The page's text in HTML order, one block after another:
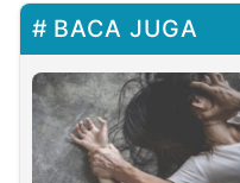
BACA JUGA